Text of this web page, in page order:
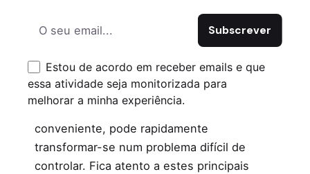
crédito
cartões de crédito podem virar-se contra ti
se não forem usados com cautela. Aquilo
que começa como uma solução
conveniente, pode rapidamente
transformar-se num problema difícil de
controlar. Fica atento a estes principais
Estou de acordo em receber emails e que
essa atividade seja monitorizada para
melhorar a minha experiência.